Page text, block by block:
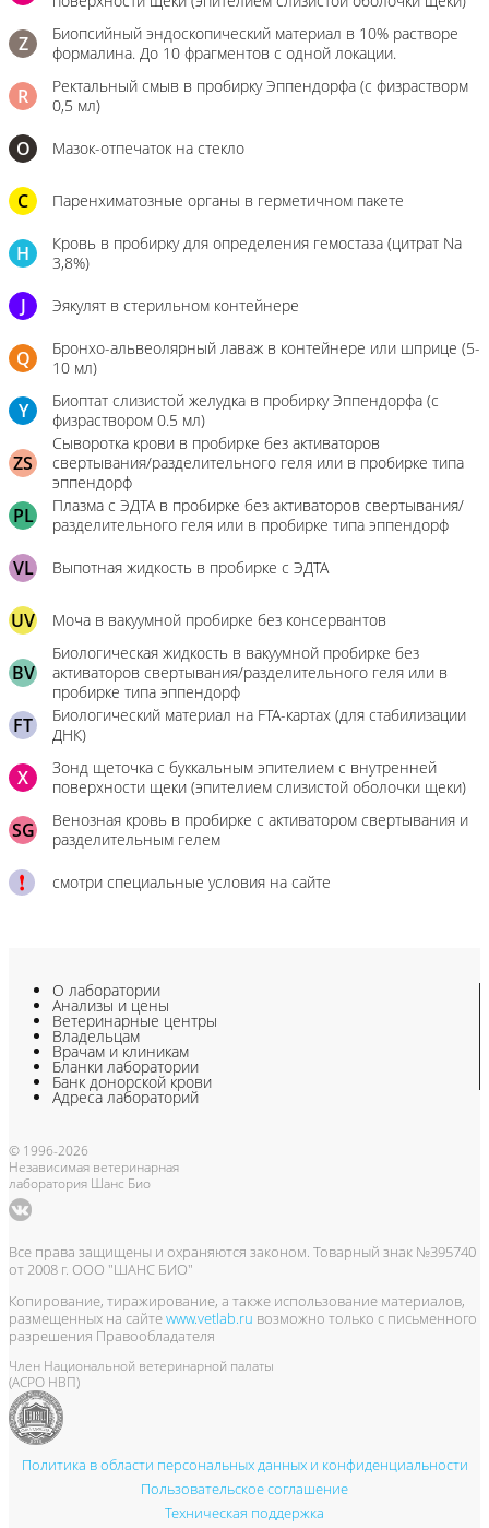
Z
Биопсийный эндоскопический материал в 10% растворе
формалина. До 10 фрагментов с одной локации.
R
Ректальный смыв в пробирку Эппендорфа (с физрастворм
0,5 мл)
О Мазок-отпечаток на стекло
C Паренхиматозные органы в герметичном пакете
H
Кровь в пробирку для определения гемостаза (цитрат Na
3,8%)
J Эякулят в стерильном контейнере
Q
Бронхо-альвеолярный лаваж в контейнере или шприце (5-
10 мл)
Y
Биоптат слизистой желудка в пробирку Эппендорфа (с
физраствором 0.5 мл)
ZS
Сыворотка крови в пробирке без активаторов
свертывания/разделительного геля или в пробирке типа
эппендорф
PL
Плазма с ЭДТА в пробирке без активаторов свертывания/
разделительного геля или в пробирке типа эппендорф
VL Выпотная жидкость в пробирке с ЭДТА
UV Моча в вакуумной пробирке без консервантов
BV
Биологическая жидкость в вакуумной пробирке без
активаторов свертывания/разделительного геля или в
пробирке типа эппендорф
FT
Биологический материал на FTA-картах (для стабилизации
ДНК)
X
Зонд щеточка с буккальным эпителием с внутренней
поверхности щеки (эпителием слизистой оболочки щеки)
SG
Венозная кровь в пробирке с активатором свертывания и
разделительным гелем
смотри специальные условия на сайте
О лаборатории
Анализы и цены
Ветеринарные центры
Владельцам
Врачам и клиникам
Бланки лаборатории
Банк донорской крови
Адреса лабораторий
© 1996-2026
Независимая ветеринарная
лаборатория Шанс Био
Все права защищены и охраняются законом. Товарный знак №395740
от 2008 г. ООО "ШАНС БИО"
Копирование, тиражирование, а также использование материалов,
размещенных на сайтеwww.vetlab.ru возможно только с письменного
разрешения Правообладателя
Член Национальной ветеринарной палаты
(АСРО НВП)
Политика в области персональных данных и конфиденциальности
Пользовательское соглашение
Техническая поддержка